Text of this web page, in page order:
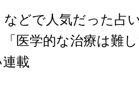
などで人気だった占
医学的な治療は難
載